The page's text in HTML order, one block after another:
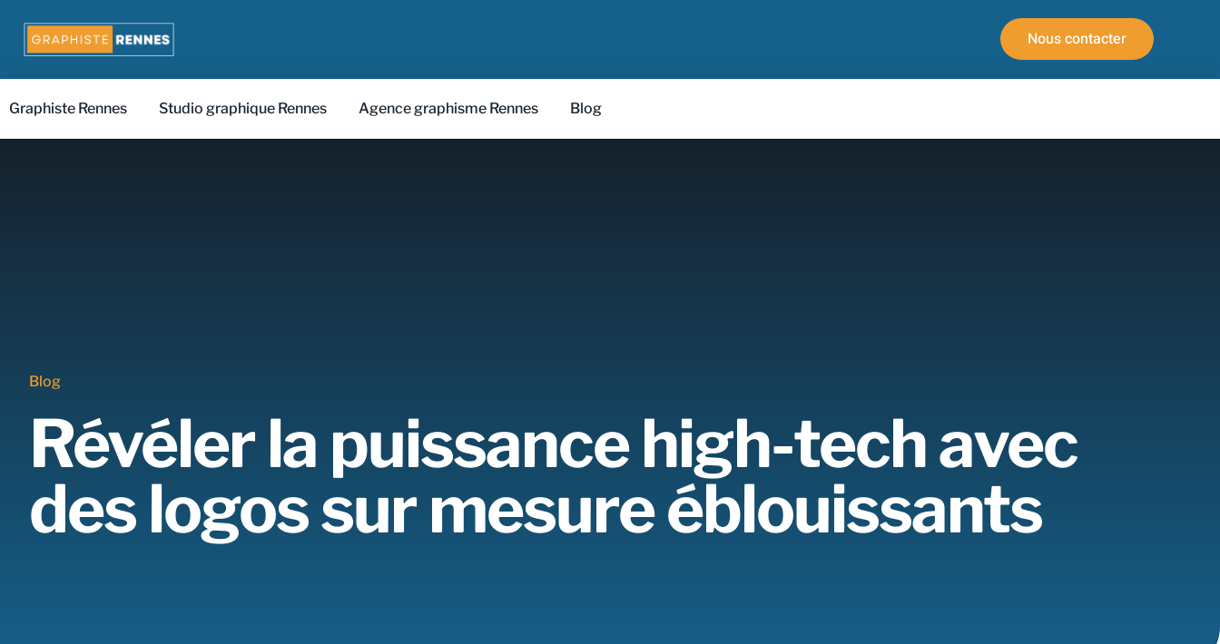
Nous contacter
Graphiste Rennes Studio graphique Rennes Agence graphisme Rennes Blog
Blog
Révéler la puissance high-tech avec
des logos sur mesure éblouissants